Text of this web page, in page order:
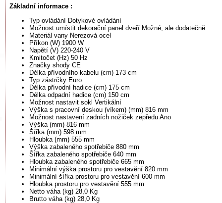
Základní informace :
Typ ovládání Dotykové ovládání
Možnost umístit dekorační panel dveří Možné, ale dodatečně
Materiál vany Nerezová ocel
Příkon (W) 1900 W
Napětí (V) 220-240 V
Kmitočet (Hz) 50 Hz
Značky shody CE
Délka přívodního kabelu (cm) 173 cm
Typ zástrčky Euro
Délka přívodní hadice (cm) 175 cm
Délka odpadní hadice (cm) 150 cm
Možnost nastavit sokl Vertikální
Výška s pracovní deskou (víkem) (mm) 816 mm
Možnost nastavení zadních nožiček zepředu Ano
Výška (mm) 816 mm
Šířka (mm) 598 mm
Hloubka (mm) 555 mm
Výška zabaleného spotřebiče 880 mm
Šířka zabaleného spotřebiče 640 mm
Hloubka zabaleného spotřebiče 665 mm
Minimální výška prostoru pro vestavění 820 mm
Minimální šířka prostoru pro vestavění 600 mm
Hloubka prostoru pro vestavění 555 mm
Netto váha (kg) 28,0 Kg
Brutto váha (kg) 28,0 Kg